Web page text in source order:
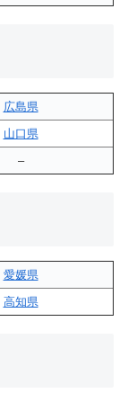
広島県
山口県
–
愛媛県
高知県